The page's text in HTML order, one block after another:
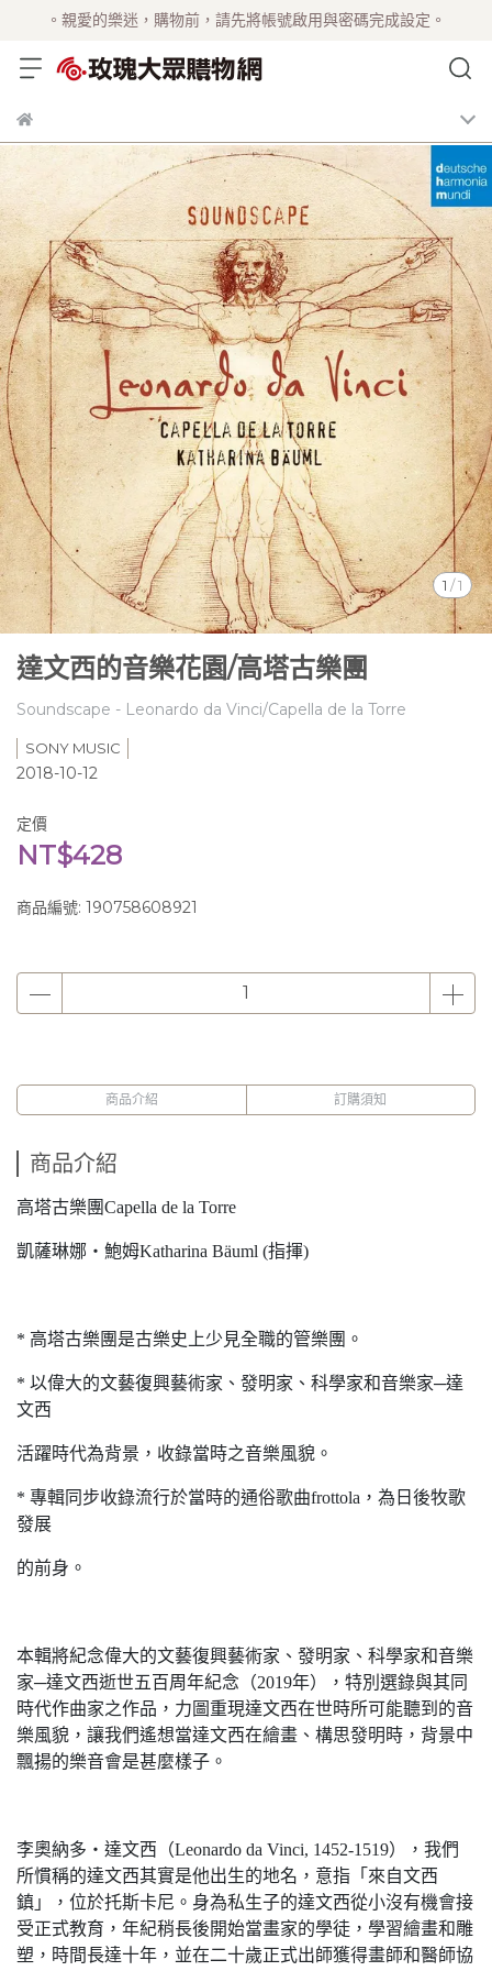
。親愛的樂迷，購物前，請先將帳號啟用與密碼完成設定。
1 /1
達文西的音樂花園/高塔古樂團
Soundscape - Leonardo da Vinci/Capella de la Torre
SONY MUSIC
2018-10-12
定價
NT$428
商品編號: 190758608921
商品介紹 訂購須知
商品介紹
高塔古樂團Capella de la Torre
凱薩琳娜‧鮑姆Katharina Bäuml (指揮)
* 高塔古樂團是古樂史上少見全職的管樂團。
* 以偉大的文藝復興藝術家、發明家、科學家和音樂家─達
文西
活躍時代為背景，收錄當時之音樂風貌。
* 專輯同步收錄流行於當時的通俗歌曲frottola，為日後牧歌
發展
的前身。
本輯將紀念偉大的文藝復興藝術家、發明家、科學家和音樂
家─達文西逝世五百周年紀念（2019年），特別選錄與其同
時代作曲家之作品，力圖重現達文西在世時所可能聽到的音
樂風貌，讓我們遙想當達文西在繪畫、構思發明時，背景中
飄揚的樂音會是甚麼樣子。
李奧納多‧達文西（Leonardo da Vinci, 1452-1519），我們
所慣稱的達文西其實是他出生的地名，意指「來自文西
鎮」，位於托斯卡尼。身為私生子的達文西從小沒有機會接
受正式教育，年紀稍長後開始當畫家的學徒，學習繪畫和雕
塑，時間長達十年，並在二十歲正式出師獲得畫師和醫師協